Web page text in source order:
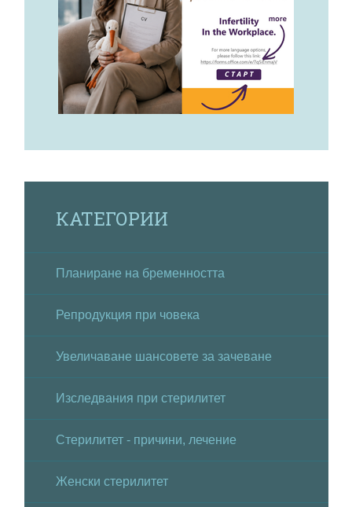
КАТЕГОРИИ
Планиране на бременността
Репродукция при човека
Увеличаване шансовете за зачеване
Изследвания при стерилитет
Стерилитет - причини, лечение
Женски стерилитет